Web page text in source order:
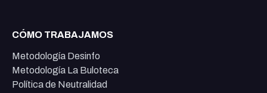
CÓMO TRABAJAMOS
Metodología Desinfo
Metodología La Buloteca
Política de Neutralidad